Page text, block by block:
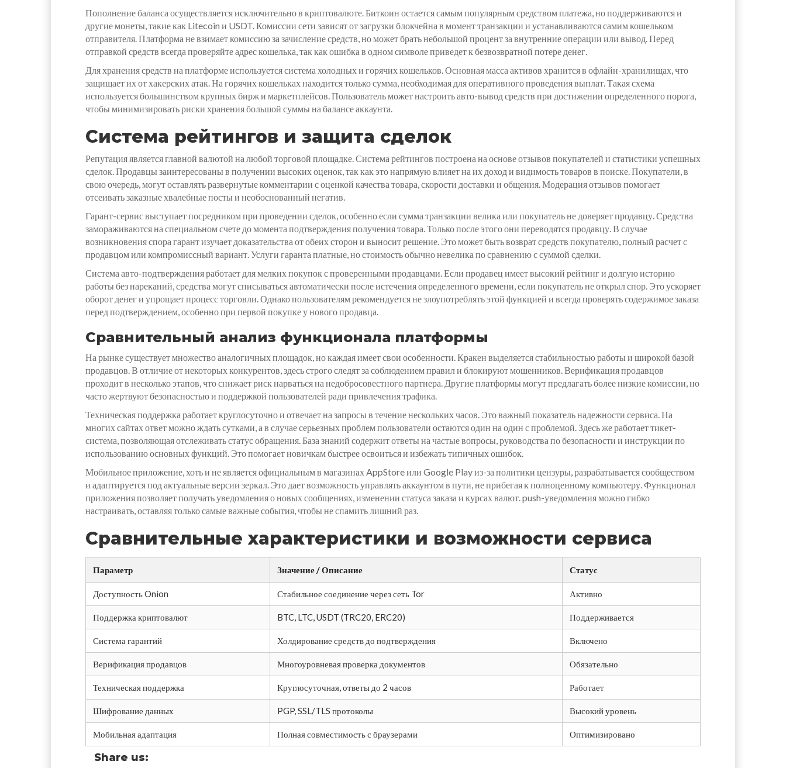
Пополнение баланса осуществляется исключительно в криптовалюте. Биткоин остается самым популярным средством платежа, но поддерживаются и
другие монеты, такие как Litecoin и USDT. Комиссии сети зависят от загрузки блокчейна в момент транзакции и устанавливаются самим кошельком
отправителя. Платформа не взимает комиссию за зачисление средств, но может брать небольшой процент за внутренние операции или вывод. Перед
отправкой средств всегда проверяйте адрес кошелька, так как ошибка в одном символе приведет к безвозвратной потере денег.
Для хранения средств на платформе используется система холодных и горячих кошельков. Основная масса активов хранится в офлайн-хранилищах, что
защищает их от хакерских атак. На горячих кошельках находится только сумма, необходимая для оперативного проведения выплат. Такая схема
используется большинством крупных бирж и маркетплейсов. Пользователь может настроить авто-вывод средств при достижении определенного порога,
чтобы минимизировать риски хранения большой суммы на балансе аккаунта.
Система рейтингов и защита сделок
Репутация является главной валютой на любой торговой площадке. Система рейтингов построена на основе отзывов покупателей и статистики успешных
сделок. Продавцы заинтересованы в получении высоких оценок, так как это напрямую влияет на их доход и видимость товаров в поиске. Покупатели, в
свою очередь, могут оставлять развернутые комментарии с оценкой качества товара, скорости доставки и общения. Модерация отзывов помогает
отсеивать заказные хвалебные посты и необоснованный негатив.
Гарант-сервис выступает посредником при проведении сделок, особенно если сумма транзакции велика или покупатель не доверяет продавцу. Средства
замораживаются на специальном счете до момента подтверждения получения товара. Только после этого они переводятся продавцу. В случае
возникновения спора гарант изучает доказательства от обеих сторон и выносит решение. Это может быть возврат средств покупателю, полный расчет с
продавцом или компромиссный вариант. Услуги гаранта платные, но стоимость обычно невелика по сравнению с суммой сделки.
Система авто-подтверждения работает для мелких покупок с проверенными продавцами. Если продавец имеет высокий рейтинг и долгую историю
работы без нареканий, средства могут списываться автоматически после истечения определенного времени, если покупатель не открыл спор. Это ускоряет
оборот денег и упрощает процесс торговли. Однако пользователям рекомендуется не злоупотреблять этой функцией и всегда проверять содержимое заказа
перед подтверждением, особенно при первой покупке у нового продавца.
Сравнительный анализ функционала платформы
На рынке существует множество аналогичных площадок, но каждая имеет свои особенности. Кракен выделяется стабильностью работы и широкой базой
продавцов. В отличие от некоторых конкурентов, здесь строго следят за соблюдением правил и блокируют мошенников. Верификация продавцов
проходит в несколько этапов, что снижает риск нарваться на недобросовестного партнера. Другие платформы могут предлагать более низкие комиссии, но
часто жертвуют безопасностью и поддержкой пользователей ради привлечения трафика.
Техническая поддержка работает круглосуточно и отвечает на запросы в течение нескольких часов. Это важный показатель надежности сервиса. На
многих сайтах ответ можно ждать сутками, а в случае серьезных проблем пользователи остаются один на один с проблемой. Здесь же работает тикет-
система, позволяющая отслеживать статус обращения. База знаний содержит ответы на частые вопросы, руководства по безопасности и инструкции по
использованию основных функций. Это помогает новичкам быстрее освоиться и избежать типичных ошибок.
Мобильное приложение, хоть и не является официальным в магазинах AppStore или Google Play из-за политики цензуры, разрабатывается сообществом
и адаптируется под актуальные версии зеркал. Это дает возможность управлять аккаунтом в пути, не прибегая к полноценному компьютеру. Функционал
приложения позволяет получать уведомления о новых сообщениях, изменении статуса заказа и курсах валют. push-уведомления можно гибко
настраивать, оставляя только самые важные события, чтобы не спамить лишний раз.
Сравнительные характеристики и возможности сервиса
Параметр Значение / Описание Статус
Доступность Onion Стабильное соединение через сеть Tor Активно
Поддержка криптовалют BTC, LTC, USDT (TRC20, ERC20) Поддерживается
Система гарантий Холдирование средств до подтверждения Включено
Верификация продавцов Многоуровневая проверка документов Обязательно
Техническая поддержка Круглосуточная, ответы до 2 часов Работает
Шифрование данных PGP, SSL/TLS протоколы Высокий уровень
Мобильная адаптация Полная совместимость с браузерами Оптимизировано
Share us: